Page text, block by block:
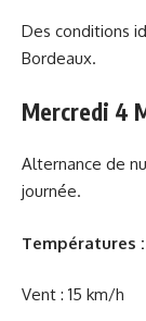
Des conditions
Bordeaux.
Mercredi 4
Alternance de
journée.
Températures :
Vent : 15 km/h